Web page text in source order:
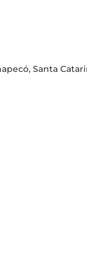
Santa